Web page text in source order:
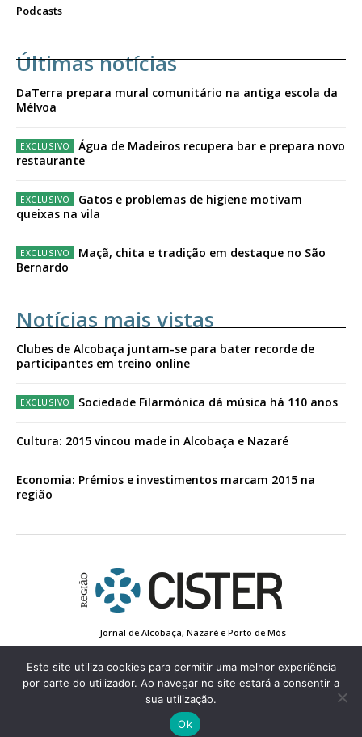
Podcasts
Últimas notícias
DaTerra prepara mural comunitário na antiga escola da
Mélvoa
Água de Madeiros recupera bar e prepara novo
restaurante
Gatos e problemas de higiene motivam
queixas na vila
Maçã, chita e tradição em destaque no São
Bernardo
Notícias mais vistas
Clubes de Alcobaça juntam-se para bater recorde de
participantes em treino online
Sociedade Filarmónica dá música há 110 anos
Cultura: 2015 vincou made in Alcobaça e Nazaré
Economia: Prémios e investimentos marcam 2015 na
região
Jornal de Alcobaça, Nazaré e Porto de Mós
Conta de Registo
Edição Impressa
© 2022 Região de Cister - Todos os direitos reservados.
Este site utiliza cookies para permitir uma melhor experiência
por parte do utilizador. Ao navegar no site estará a consentir a
sua utilização.
Ok